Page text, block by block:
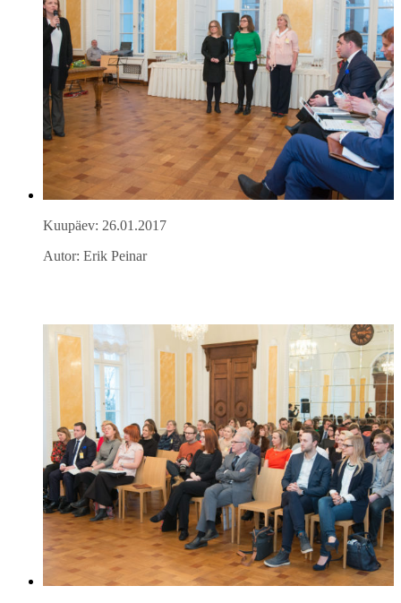
Kuupäev: 26.01.2017
Autor: Erik Peinar